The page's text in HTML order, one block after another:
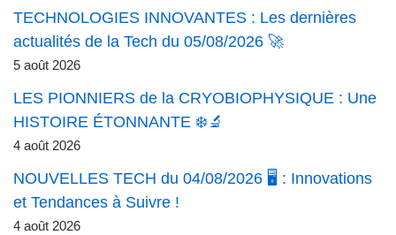
TECHNOLOGIES INNOVANTES : Les dernières
actualités de la Tech du 05/08/2026 🚀
5 août 2026
LES PIONNIERS de la CRYOBIOPHYSIQUE : Une
HISTOIRE ÉTONNANTE ❄️🔬
4 août 2026
NOUVELLES TECH du 04/08/2026 🖥️ : Innovations
et Tendances à Suivre !
4 août 2026